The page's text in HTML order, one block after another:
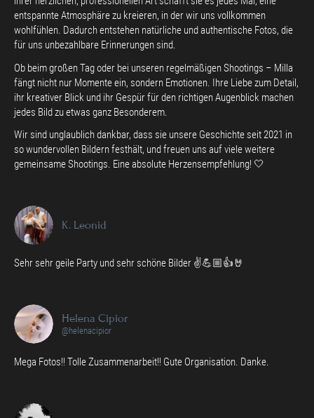
entspannte Atmosphäre zu kreieren, in der wir uns vollkommen
wohlfühlen. Dadurch entstehen natürliche und authentische Fotos, die
für uns unbezahlbare Erinnerungen sind.
Ob beim großen Tag oder bei unseren regelmäßigen Shootings – Milla
fängt nicht nur Momente ein, sondern Emotionen. Ihre Liebe zum Detail,
ihr kreativer Blick und ihr Gespür für den richtigen Augenblick machen
jedes Bild zu etwas ganz Besonderem.
Wir sind unglaublich dankbar, dass sie unsere Geschichte seit 2021 in
so wundervollen Bildern festhält, und freuen uns auf viele weitere
gemeinsame Shootings. Eine absolute Herzensempfehlung! 🤍
K. Leonid
Sehr sehr geile Party und sehr schöne Bilder ✌️💪🏼👍🤘
Helena Cipior
@helenacipior
Mega Fotos!! Tolle Zusammenarbeit!! Gute Organisation. Danke.